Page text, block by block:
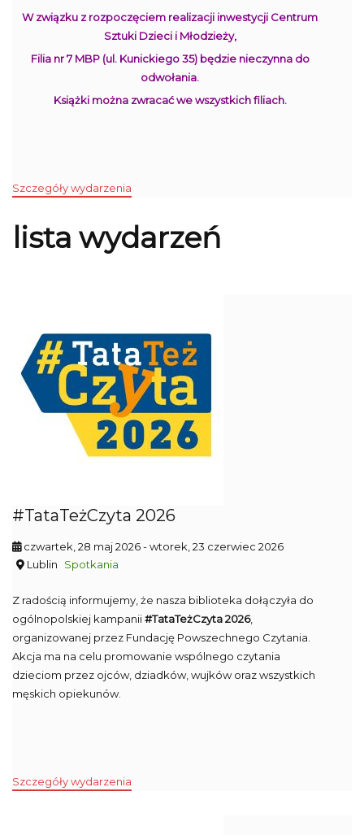
W związku z rozpoczęciem realizacji inwestycji Centrum
Sztuki Dzieci i Młodzieży,
Filia nr 7 MBP (ul. Kunickiego 35) będzie nieczynna do
odwołania.
Książki można zwracać we wszystkich filiach.
Szczegóły wydarzenia
lista wydarzeń
#TataTeżCzyta 2026
czwartek, 28 maj 2026- wtorek, 23 czerwiec 2026
Lublin
Spotkania
Z radością informujemy, że nasza biblioteka dołączyła do
ogólnopolskiej kampanii#TataTeżCzyta 2026,
organizowanej przez Fundację Powszechnego Czytania.
Akcja ma na celu promowanie wspólnego czytania
dzieciom przez ojców, dziadków, wujków oraz wszystkich
męskich opiekunów.
Szczegóły wydarzenia